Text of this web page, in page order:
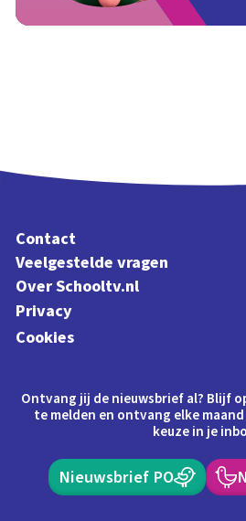
Contact
Veelgestelde vragen
Over Schooltv.nl
Privacy
Cookies
Ontvang jij de nieuwsbrief al? Blijf
te melden en ontvang elke
keuze in je
Nieuwsbrief PO